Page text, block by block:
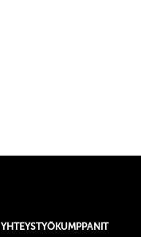
YHTEYSTYÖKUMPPANIT